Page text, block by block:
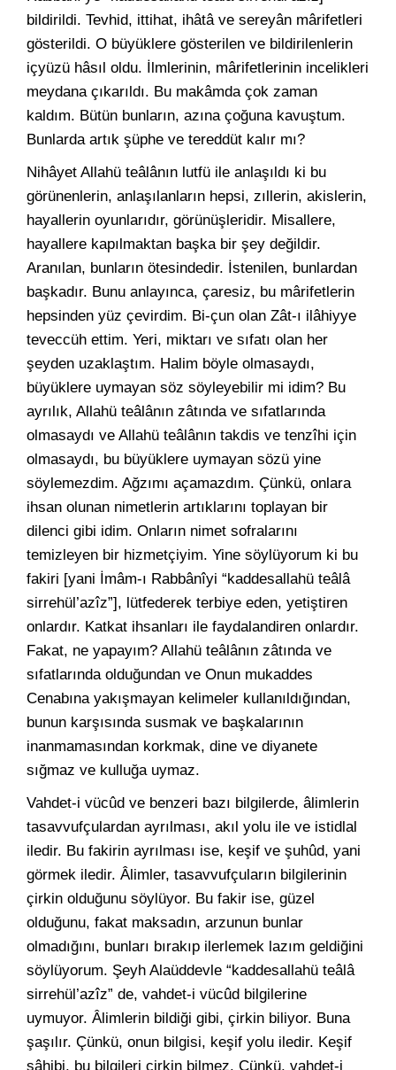
bildirildi. Tevhid, ittihat, ihâtâ ve sereyân mârifetleri
gösterildi. O büyüklere gösterilen ve bildirilenlerin
içyüzü hâsıl oldu. İlmlerinin, mârifetlerinin incelikleri
meydana çıkarıldı. Bu makâmda çok zaman
kaldım. Bütün bunların, azına çoğuna kavuştum.
Bunlarda artık şüphe ve tereddüt kalır mı?
Nihâyet Allahü teâlânın lutfü ile anlaşıldı ki bu
görünenlerin, anlaşılanların hepsi, zıllerin, akislerin,
hayallerin oyunlarıdır, görünüşleridir. Misallere,
hayallere kapılmaktan başka bir şey değildir.
Aranılan, bunların ötesindedir. İstenilen, bunlardan
başkadır. Bunu anlayınca, çaresiz, bu mârifetlerin
hepsinden yüz çevirdim. Bi-çun olan Zât-ı ilâhiyye
teveccüh ettim. Yeri, miktarı ve sıfatı olan her
şeyden uzaklaştım. Halim böyle olmasaydı,
büyüklere uymayan söz söyleyebilir mi idim? Bu
ayrılık, Allahü teâlânın zâtında ve sıfatlarında
olmasaydı ve Allahü teâlânın takdis ve tenzîhi için
olmasaydı, bu büyüklere uymayan sözü yine
söylemezdim. Ağzımı açamazdım. Çünkü, onlara
ihsan olunan nimetlerin artıklarını toplayan bir
dilenci gibi idim. Onların nimet sofralarını
temizleyen bir hizmetçiyim. Yine söylüyorum ki bu
fakiri [yani İmâm-ı Rabbânîyi “kaddesallahü teâlâ
sirrehül’azîz”], lütfederek terbiye eden, yetiştiren
onlardır. Katkat ihsanları ile faydalandiren onlardır.
Fakat, ne yapayım? Allahü teâlânın zâtında ve
sıfatlarında olduğundan ve Onun mukaddes
Cenabına yakışmayan kelimeler kullanıldığından,
bunun karşısında susmak ve başkalarının
inanmamasından korkmak, dine ve diyanete
sığmaz ve kulluğa uymaz.
Vahdet-i vücûd ve benzeri bazı bilgilerde, âlimlerin
tasavvufçulardan ayrılması, akıl yolu ile ve istidlal
iledir. Bu fakirin ayrılması ise, keşif ve şuhûd, yani
görmek iledir. Âlimler, tasavvufçuların bilgilerinin
çirkin olduğunu söylüyor. Bu fakir ise, güzel
olduğunu, fakat maksadın, arzunun bunlar
olmadığını, bunları bırakıp ilerlemek lazım geldiğini
söylüyorum. Şeyh Alaüddevle “kaddesallahü teâlâ
sirrehül’azîz” de, vahdet-i vücûd bilgilerine
uymuyor. Âlimlerin bildiği gibi, çirkin biliyor. Buna
şaşılır. Çünkü, onun bilgisi, keşif yolu iledir. Keşif
sâhibi, bu bilgileri çirkin bilmez. Çünkü, vahdet-i